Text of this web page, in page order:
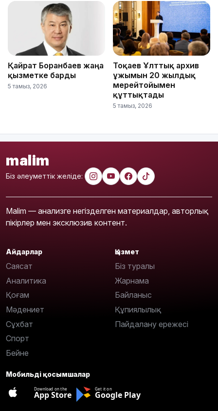
Қайрат Боранбаев жаңа
қызметке барды
5 тамыз, 2026
Тоқаев Ұлттық архив
ұжымын 20 жылдық
мерейтойымен
құттықтады
5 тамыз, 2026
malim
Біз әлеуметтік желіде:
Malim — анализге негізделген материалдар, авторлық
пікірлер мен эксклюзив контент.
Айдарлар
Саясат
Аналитика
Қоғам
Мәдениет
Сұхбат
Спорт
Бейне
Қызмет
Біз туралы
Жарнама
Байланыс
Құпиялылық
Пайдалану ережесі
Мобильді қосымшалар
Download on the
App Store
Get it on
Google Play